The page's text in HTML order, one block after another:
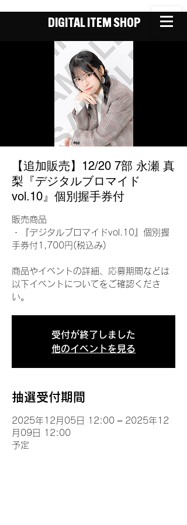
DIGITAL ITEM SHOP
【追加販売】12/20 7部 永瀬 真
梨『デジタルブロマイド
vol.10』個別握手券付
販売商品
・『デジタルブロマイドvol.10』個別握
手券付1,700円(税込み)
商品やイベントの詳細、応募期間などは
以下イベントについてをご確認くださ
い。
受付が終了しました
他のイベントを見る
抽選受付期間
2025年12月05日 12:00 – 2025年12
月09日 12:00
予定